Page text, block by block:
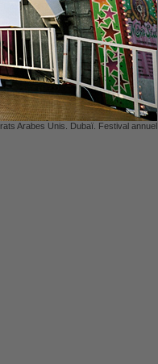
Arabes Unis. Dubaï. Festival annuel